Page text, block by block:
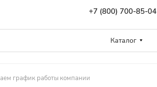
+7 (800) 700-85-04
Каталог
график работы компaнии